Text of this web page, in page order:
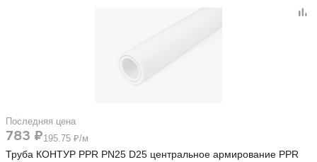
Последняя цена
783 ₽195.75 ₽/м
Труба КОНТУР PPR PN25 D25 центральное армирование PPR